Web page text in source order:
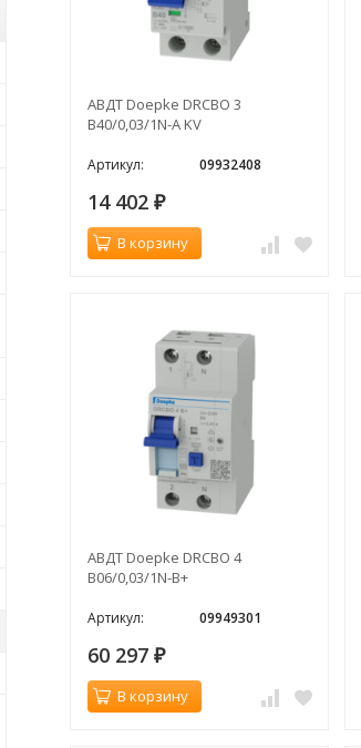
АВДТ Doepke DRCBO 3
B40/0,03/1N-A KV
Артикул: 09932408
14 402 ₽
В корзину
АВДТ Doepke DRCBO 4
B06/0,03/1N-B+
Артикул: 09949301
60 297 ₽
В корзину